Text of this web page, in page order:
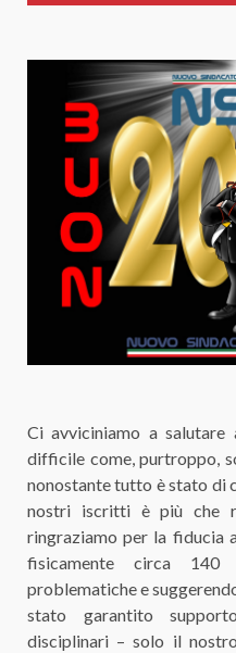
Ci avviciniamo a salutare
difficile come, purtroppo,
nonostante tutto è stato di
nostri iscritti è più che
ringraziamo per la fiducia
fisicamente circa 140
problematiche e
stato garantito
disciplinari – solo il